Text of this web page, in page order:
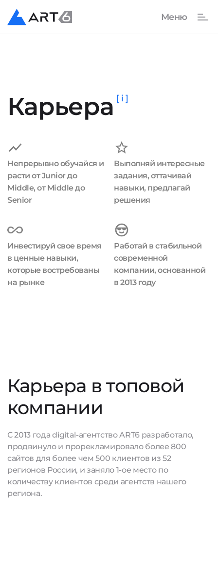
Карьера [ i ]
Непрерывно обучайся и
расти от Junior до
Middle, от Middle до
Senior
Выполняй интересные
задания, оттачивай
навыки, предлагай
решения
Инвестируй свое время
в ценные навыки,
которые востребованы
на рынке
Работай в стабильной
современной
компании, основанной
в 2013 году
Карьера в топовой
компании
С 2013 года digital-агентство ART6 разработало,
продвинуло и прорекламировало более 800
сайтов для более чем 500 клиентов из 52
регионов России, и заняло 1-ое место по
количеству клиентов среди агентств нашего
региона.